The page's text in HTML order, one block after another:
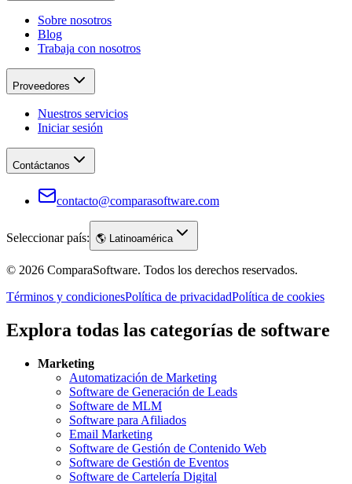
Sobre nosotros
Blog
Trabaja con nosotros
Proveedores
Nuestros servicios
Iniciar sesión
Contáctanos
contacto@comparasoftware.com
Seleccionar país: 🌎 Latinoamérica
© 2026 ComparaSoftware. Todos los derechos reservados.
Términos y condicionesPolítica de privacidadPolítica de cookies
Explora todas las categorías de software
Marketing
Automatización de Marketing
Software de Generación de Leads
Software de MLM
Software para Afiliados
Email Marketing
Software de Gestión de Contenido Web
Software de Gestión de Eventos
Software de Cartelería Digital